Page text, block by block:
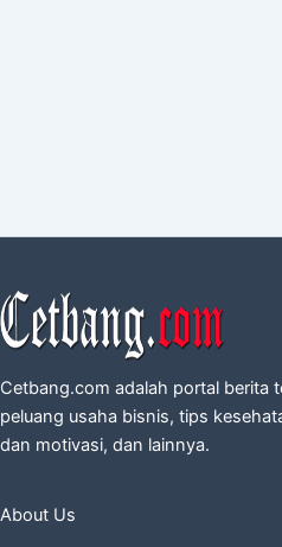
Cetbang.com adalah portal berita
peluang usaha bisnis, tips
dan motivasi, dan lainnya.
About Us